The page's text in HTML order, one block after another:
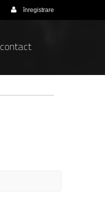
înregistrare
contact